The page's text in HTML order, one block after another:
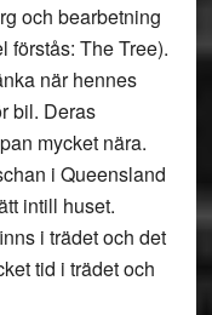
och bearbetning
förstås: The Tree).
när hennes
bil. Deras
mycket nära.
i Queensland
intill huset.
i trädet och det
tid i trädet och